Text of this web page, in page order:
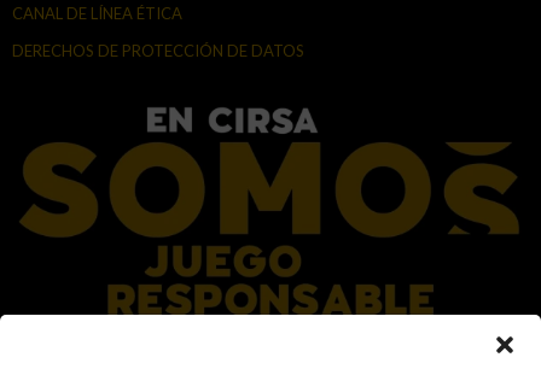
CANAL DE LÍNEA ÉTICA
DERECHOS DE PROTECCIÓN DE DATOS